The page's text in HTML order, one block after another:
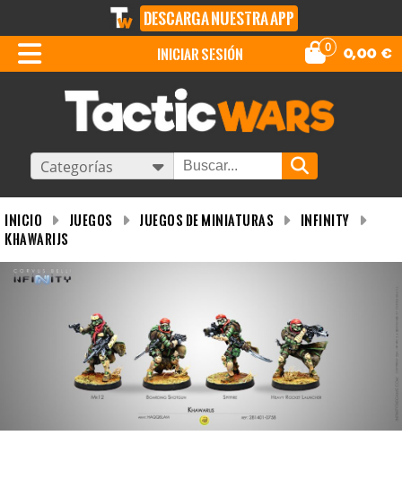
DESCARGA NUESTRA APP
0 0,00 €
iniciar sesión
Categorías
INICIO Juegos Juegos de miniaturas
Infinity
Khawarijs